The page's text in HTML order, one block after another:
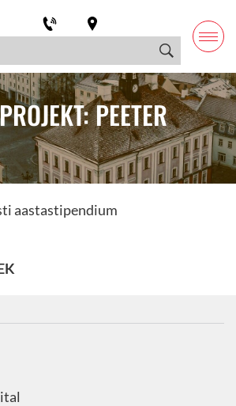
PEETER
aastastipendium